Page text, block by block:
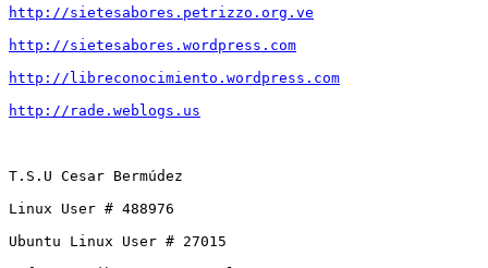
http://sietesabores.petrizzo.org.ve
http://sietesabores.wordpress.com
http://libreconocimiento.wordpress.com
http://rade.weblogs.us
T.S.U Cesar Bermúdez
Linux User # 488976
Ubuntu Linux User # 27015